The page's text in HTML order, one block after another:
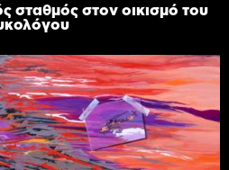
σταθμός στον οικισμό του